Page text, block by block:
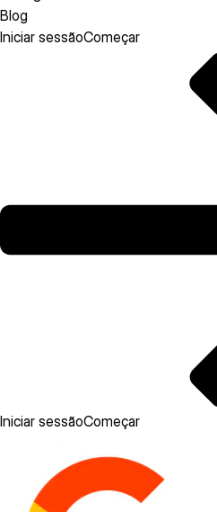
Blog
Iniciar sessãoComeçar
Iniciar sessãoComeçar